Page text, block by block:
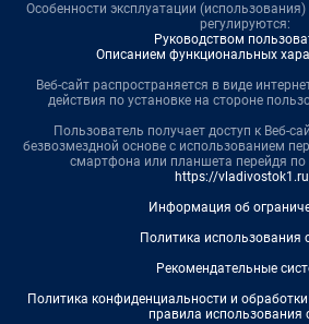
Особенности эксплуатации
регулируются:
Руководством
Описанием функциональных
Веб-сайт распространяется в виде
действия по установке на стороне
Пользователь получает доступ к Веб-
безвозмездной основе с использованием
смартфона или планшета перейдя по
https://
Информация об
Политика использования
Рекомендательные
Политика конфиденциальности и
правила использования